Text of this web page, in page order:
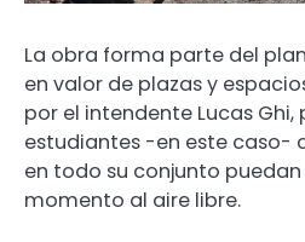
La obra forma parte del
en valor de plazas y
por el intendente Lucas
estudiantes -en este caso-
en todo su conjunto
momento al aire libre.